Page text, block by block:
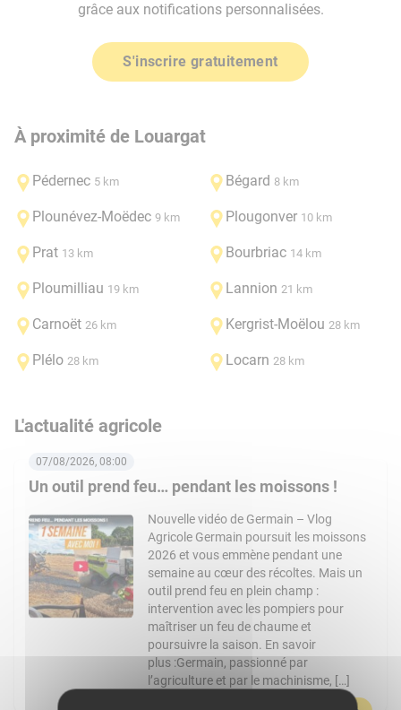
grâce aux notifications personnalisées.
S'inscrire gratuitement
À proximité de Louargat
Pédernec 5 km Bégard 8 km
Plounévez-Moëdec 9 km Plougonver 10 km
Prat 13 km Bourbriac 14 km
Ploumilliau 19 km Lannion 21 km
Carnoët 26 km Kergrist-Moëlou 28 km
Plélo 28 km Locarn 28 km
L'actualité agricole
Un outil prend feu… pendant les moissons !
07/08/2026, 08:00
Nouvelle vidéo de Germain – Vlog
Agricole Germain poursuit les moissons
2026 et vous emmène pendant une
semaine au cœur des récoltes. Mais un
outil prend feu en plein champ :
intervention avec les pompiers pour
maîtriser un feu de chaume et
poursuivre la saison. En savoir
plus :Germain, passionné par
l’agriculture et par le machinisme, […]